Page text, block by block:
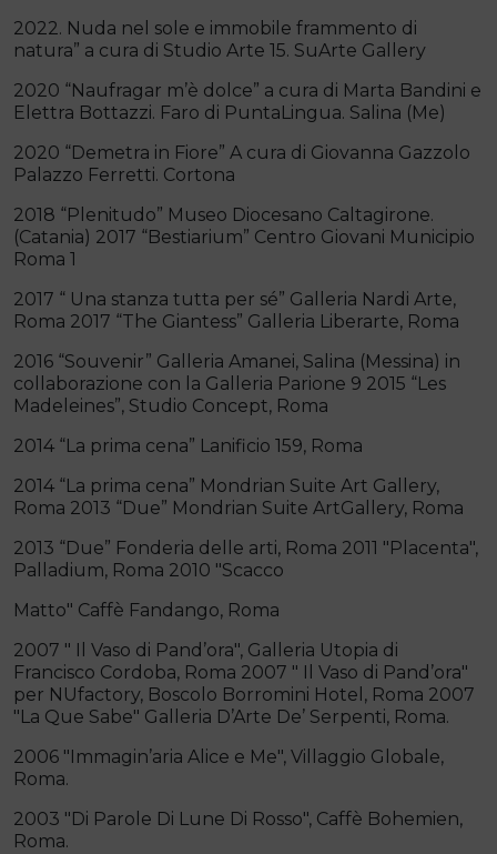
2022. Nuda nel sole e immobile frammento di
natura” a cura di Studio Arte 15. SuArte Gallery
2020 “Naufragar m’è dolce” a cura di Marta Bandini e
Elettra Bottazzi. Faro di PuntaLingua. Salina (Me)
2020 “Demetra in Fiore” A cura di Giovanna Gazzolo
Palazzo Ferretti. Cortona
2018 “Plenitudo” Museo Diocesano Caltagirone.
(Catania) 2017 “Bestiarium” Centro Giovani Municipio
Roma 1
2017 “ Una stanza tutta per sé” Galleria Nardi Arte,
Roma 2017 “The Giantess” Galleria Liberarte, Roma
2016 “Souvenir” Galleria Amanei, Salina (Messina) in
collaborazione con la Galleria Parione 9 2015 “Les
Madeleines”, Studio Concept, Roma
2014 “La prima cena” Lanificio 159, Roma
2014 “La prima cena” Mondrian Suite Art Gallery,
Roma 2013 “Due” Mondrian Suite ArtGallery, Roma
2013 “Due” Fonderia delle arti, Roma 2011 "Placenta",
Palladium, Roma 2010 "Scacco
Matto" Caffè Fandango, Roma
2007 " Il Vaso di Pand’ora", Galleria Utopia di
Francisco Cordoba, Roma 2007 " Il Vaso di Pand’ora"
per NUfactory, Boscolo Borromini Hotel, Roma 2007
"La Que Sabe" Galleria D’Arte De’ Serpenti, Roma.
2006 "Immagin’aria Alice e Me", Villaggio Globale,
Roma.
2003 "Di Parole Di Lune Di Rosso", Caffè Bohemien,
Roma.